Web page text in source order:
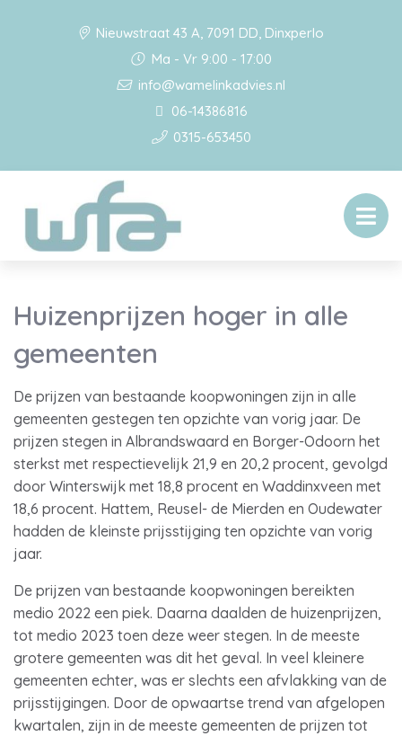
Nieuwstraat 43 A, 7091 DD, Dinxperlo
Ma - Vr 9:00 - 17:00
info@wamelinkadvies.nl
06-14386816
0315-653450
Huizenprijzen hoger in alle
gemeenten
De prijzen van bestaande koopwoningen zijn in alle
gemeenten gestegen ten opzichte van vorig jaar. De
prijzen stegen in Albrandswaard en Borger-Odoorn het
sterkst met respectievelijk 21,9 en 20,2 procent, gevolgd
door Winterswijk met 18,8 procent en Waddinxveen met
18,6 procent. Hattem, Reusel- de Mierden en Oudewater
hadden de kleinste prijsstijging ten opzichte van vorig
jaar.
De prijzen van bestaande koopwoningen bereikten
medio 2022 een piek. Daarna daalden de huizenprijzen,
tot medio 2023 toen deze weer stegen. In de meeste
grotere gemeenten was dit het geval. In veel kleinere
gemeenten echter, was er slechts een afvlakking van de
prijsstijgingen. Door de opwaartse trend van afgelopen
kwartalen, zijn in de meeste gemeenten de prijzen tot